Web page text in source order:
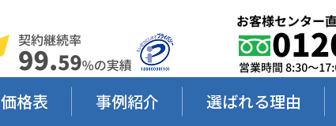
価格表 事例紹介 選ばれる理由